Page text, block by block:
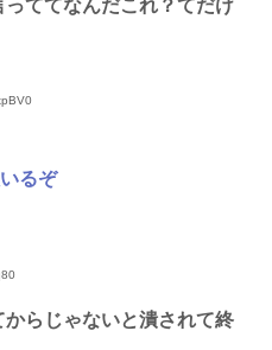
ててなんだこれ？てだけ
るぞ
らじゃないと潰されて終